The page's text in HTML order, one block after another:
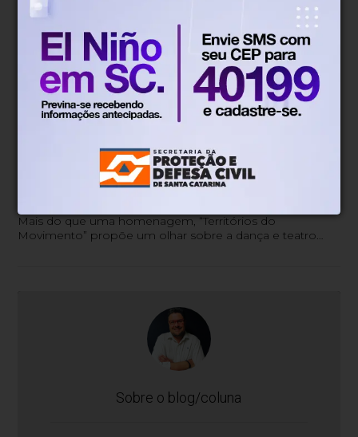
Documentário da trajetória
profissional de Ivana Vitória Deeke
Mais do que uma homenagem, “Territórios do
Movimento” propõe um olhar sobre a dança e teatro
Sobre o blog/coluna